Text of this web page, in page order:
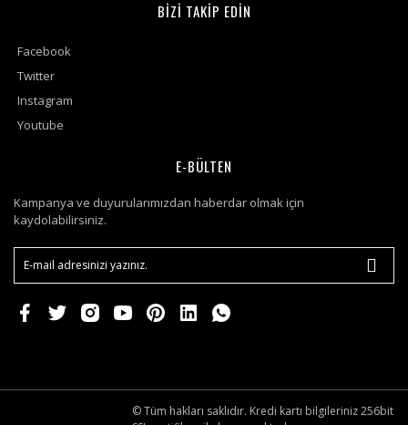
BİZİ TAKİP EDİN
Facebook
Twitter
Instagram
Youtube
E-BÜLTEN
Kampanya ve duyurularımızdan haberdar olmak için
kaydolabilirsiniz.
© Tüm hakları saklıdır. Kredi kartı bilgileriniz 256bit